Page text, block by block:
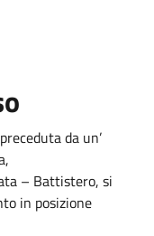
da un’
– Battistero, si
in posizione